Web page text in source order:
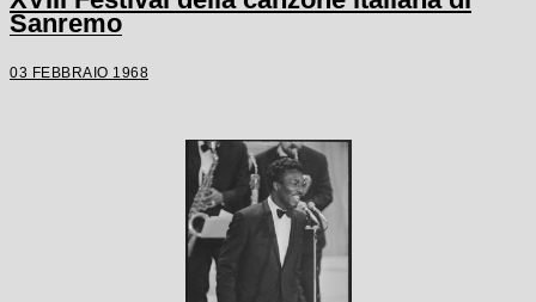
Sanremo
03 FEBBRAIO 1968